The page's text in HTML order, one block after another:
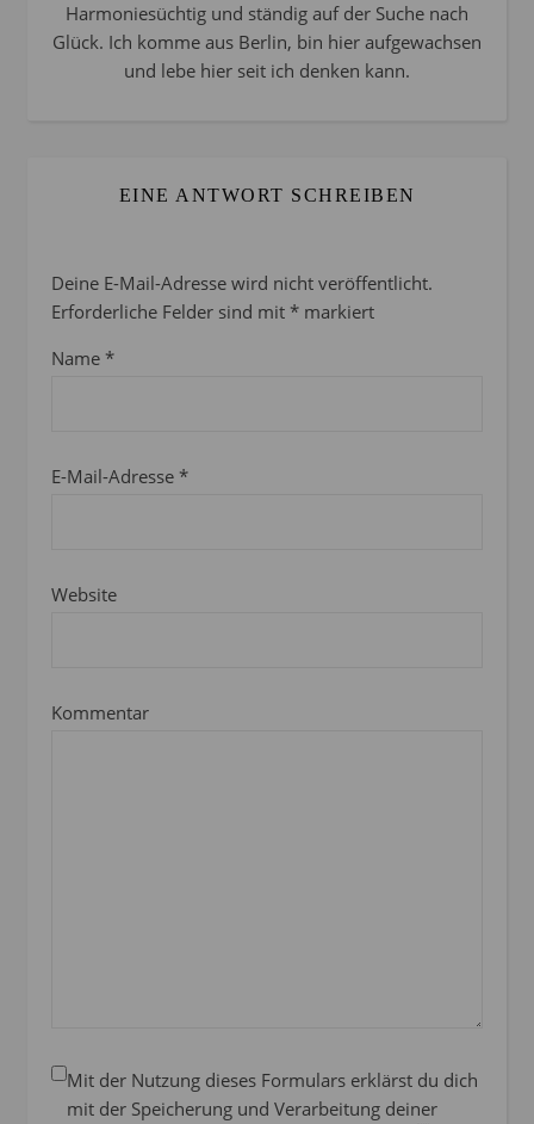
Harmoniesüchtig und ständig auf der Suche nach
Glück. Ich komme aus Berlin, bin hier aufgewachsen
und lebe hier seit ich denken kann.
EINE ANTWORT SCHREIBEN
Deine E-Mail-Adresse wird nicht veröffentlicht.
Erforderliche Felder sind mit * markiert
Name *
E-Mail-Adresse *
Website
Kommentar
Mit der Nutzung dieses Formulars erklärst du dich
mit der Speicherung und Verarbeitung deiner